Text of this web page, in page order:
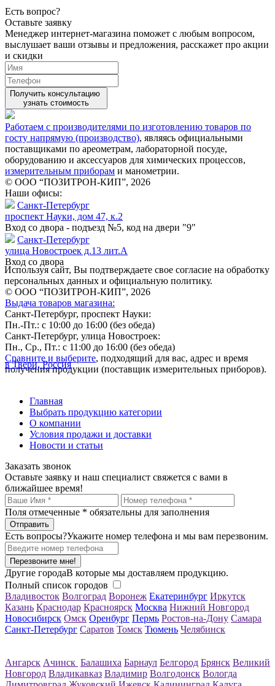
Есть вопрос?
Оставьте заявку
Менеджер интернет-магазина поможет с любым вопросом,
выслушает ваши отзывы и предложения, расскажет про акции
и скидки
Получить консультацию
узнать стоимость
Работаем с производителями по изготовлению товаров по
госту напрямую (производство), являясь официальными
поставщиками по ареометрам, лабораторной посуде,
оборудованию и аксессуаров для химических процессов,
измерительным приборам и манометрии.
© ООО “ПОЗИТРОН-КИП”, 2026
Наши офисы:
Санкт-Петербург
проспект Науки, дом 47, к.2
Вход со двора - подъезд №5, код на двери "9"
Санкт-Петербург
улица Новостроек д.13 лит.А
Вход со двора
Используя сайт, Вы подтверждаете свое согласие на обработку
персональных данных и официальную политику.
© ООО “ПОЗИТРОН-КИП”, 2026
Выдача товаров магазина:
Санкт-Петербург, проспект Науки:
Пн.-Пт.: с 10:00 до 16:00 (без обеда)
Санкт-Петербург, улица Новостроек:
Пн., Ср., Пт.: с 11:00 до 16:00 (без обеда)
Сравните и выберите, подходящий для вас, адрес и время
получения продукции (поставщик измерительных приборов).
в Твери, Россия
Главная
Выбрать продукцию категории
О компании
Условия продажи и доставки
Новости и статьи
Заказать звонок
Оставьте заявку и наш специалист свяжется с вами в
ближайшее время!
Поля отмеченные * обязательны для заполнения
Есть вопросы?Укажите номер телефона и мы вам перезвоним.
Перезвоните мне!
Другие городаВ которые мы доставляем продукцию.
Полный список городов
Владивосток Волгоград Воронеж Екатеринбург Иркутск
Казань Краснодар Красноярск Москва Нижний Новгород
Новосибирск Омск Оренбург Пермь Ростов-на-Дону Самара
Санкт-Петербург Саратов Томск Тюмень Челябинск
Ангарск Ачинск Балашиха Барнаул Белгород Брянск Великий
Новгород Владикавказ Владимир Волгодонск Вологда